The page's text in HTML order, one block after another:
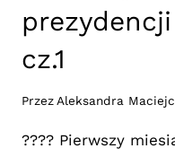
cz.1
Przez Aleksandra
???? Pierwszy